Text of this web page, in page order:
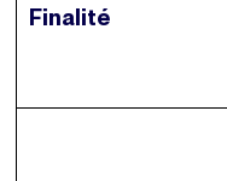
Finalité